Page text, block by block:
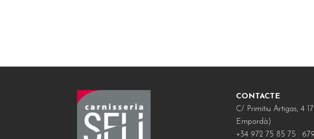
CONTACTE
C/ Primitiu Artigas, 4
Empordà)
+34 972 75 85 75 ·